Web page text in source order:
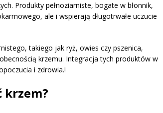
Produkty pełnoziarniste, bogate w błonnik,
ale i wspierają długotrwałe uczucie
takiego jak ryż, owies czy pszenica,
krzemu. Integracja tych produktów w
i zdrowia.!
krzem?